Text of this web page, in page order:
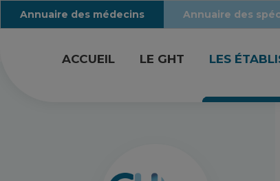
Annuaire des médecins Annuaire des
ACCUEIL LE GHT LES